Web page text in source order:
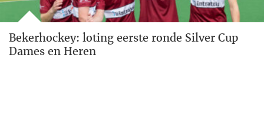
Bekerhockey: loting eerste ronde Silver Cup
Dames en Heren